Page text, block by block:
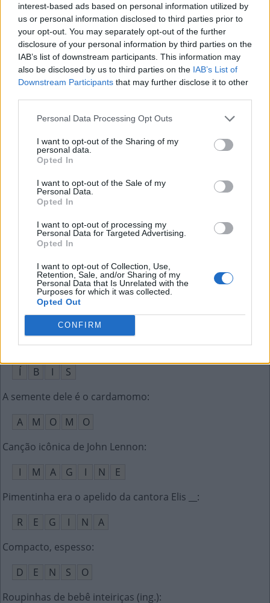
interest-based ads based on personal information utilized by
us or personal information disclosed to third parties prior to
your opt-out. You may separately opt-out of the further
disclosure of your personal information by third parties on the
IAB’s list of downstream participants. This information may
also be disclosed by us to third parties on the IAB’s List of
Downstream Participants that may further disclose it to other
Personal Data Processing Opt Outs
I want to opt-out of the Sharing of my
personal data.
Opted In
I want to opt-out of the Sale of my
Personal Data.
Opted In
I want to opt-out of processing my
Personal Data for Targeted Advertising.
Opted In
I want to opt-out of Collection, Use,
Retention, Sale, and/or Sharing of my
Personal Data that Is Unrelated with the
Purposes for which it was collected.
Opted Out
CONFIRM
D
E N S
O
A
M E
Pessoa que está tomada pela fúria:
I
R A D
A
D A D E
S
__ e Dê Vexame, livro de Roberto Freire
Mercedes __, cantora argentina
O S
A
Participam de algo
D E R E
M
Signo do zodíaco simbolizado por um carneiro
E
S
Ave de alagadiços que dá nome a uma rede hoteleira:
Í
B I
S
A semente dele é o cardamomo:
A
M O M
O
Canção icônica de John Lennon:
I
M A G I N
E
Pimentinha era o apelido da cantora Elis __ :
R
E G I N
A
Compacto, espesso:
D
E N S
O
Roupinhas de bebê inteiriças (ing.):